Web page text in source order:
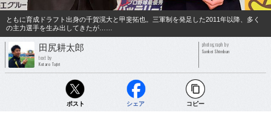
ともに育成ドラフト出身の千賀滉大と甲斐拓也。三軍制を発足した2011年以降、多く
の主力選手を生み出してきたが……
田尻耕太郎
text by
Kotaro Tajiri
photograph by
Sankei Shimbun
ポスト シェア コピー